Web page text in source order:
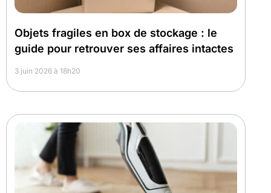
Objets fragiles en box de stockage : le
guide pour retrouver ses affaires intactes
3 juin 2026 à 18h20